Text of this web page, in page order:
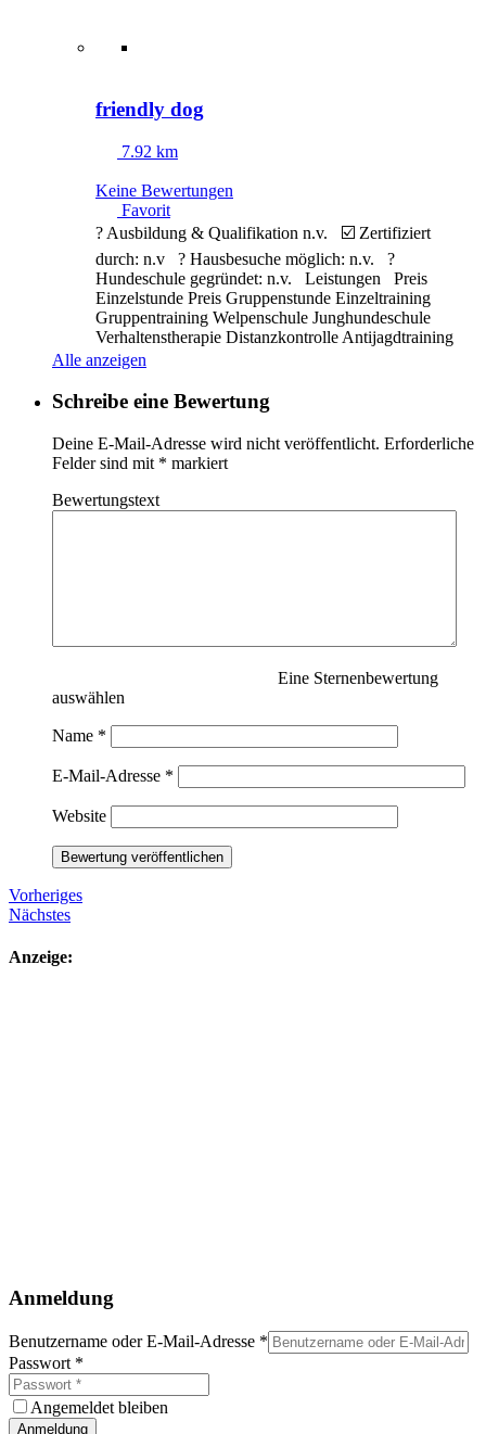
friendly dog
7.92 km
Keine Bewertungen
Favorit
? Ausbildung & Qualifikation n.v. ☑️ Zertifiziert
durch: n.v ? Hausbesuche möglich: n.v. ?
Hundeschule gegründet: n.v. Leistungen Preis
Einzelstunde Preis Gruppenstunde Einzeltraining
Gruppentraining Welpenschule Junghundeschule
Verhaltenstherapie Distanzkontrolle Antijagdtraining
Nasenarbeit Apportieren Clickertraining
SozialisierungWeiterlesen …
Alle anzeigen
Schreibe eine Bewertung
Deine E-Mail-Adresse wird nicht veröffentlicht. Erforderliche
Felder sind mit * markiert
Bewertungstext
Eine Sternenbewertung
auswählen
Name *
E-Mail-Adresse *
Website
Vorheriges
Nächstes
Anzeige:
Anmeldung
Benutzername oder E-Mail-Adresse *
Passwort *
Angemeldet bleiben
Anmeldung